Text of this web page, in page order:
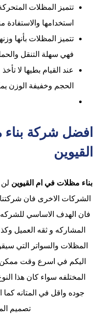
تتميز المظلات
استخدامها
تتميز المظلات بأنها
فهي سهلة التنقل
عند القيام بطيها لا
الحجم وخفيفة الوزن
افضل شركة
القيوين
بناء مظلات في ام القيوين
الشركات الاخرى فان شركتنا
فان الهدف الاساسي للشركه
المشاركه و ثقه العميل
المظلات والسواتر التي
اليكم في اسرع وقت ممكن
المختلفه سواء كان هذا
جوده واقل في المتانه
تصميم